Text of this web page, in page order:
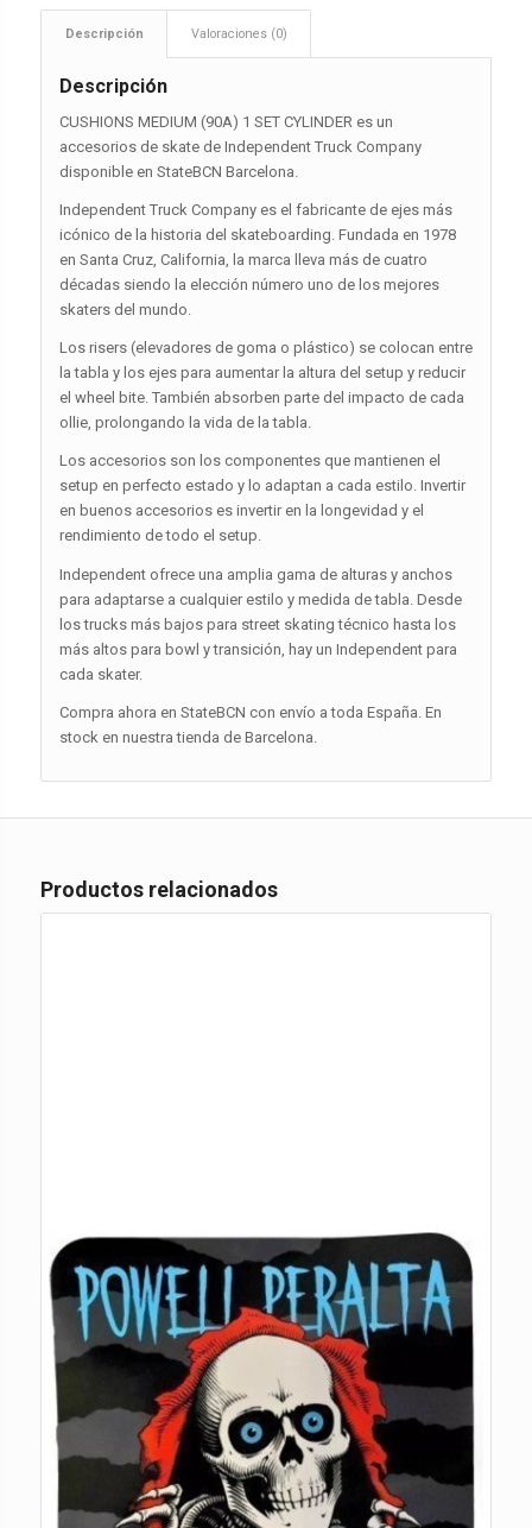
Descripción Valoraciones (0)
Descripción
CUSHIONS MEDIUM (90A) 1 SET CYLINDER es un
accesorios de skate de Independent Truck Company
disponible en StateBCN Barcelona.
Independent Truck Company es el fabricante de ejes más
icónico de la historia del skateboarding. Fundada en 1978
en Santa Cruz, California, la marca lleva más de cuatro
décadas siendo la elección número uno de los mejores
skaters del mundo.
Los risers (elevadores de goma o plástico) se colocan entre
la tabla y los ejes para aumentar la altura del setup y reducir
el wheel bite. También absorben parte del impacto de cada
ollie, prolongando la vida de la tabla.
Los accesorios son los componentes que mantienen el
setup en perfecto estado y lo adaptan a cada estilo. Invertir
en buenos accesorios es invertir en la longevidad y el
rendimiento de todo el setup.
Independent ofrece una amplia gama de alturas y anchos
para adaptarse a cualquier estilo y medida de tabla. Desde
los trucks más bajos para street skating técnico hasta los
más altos para bowl y transición, hay un Independent para
cada skater.
Compra ahora en StateBCN con envío a toda España. En
stock en nuestra tienda de Barcelona.
Productos relacionados